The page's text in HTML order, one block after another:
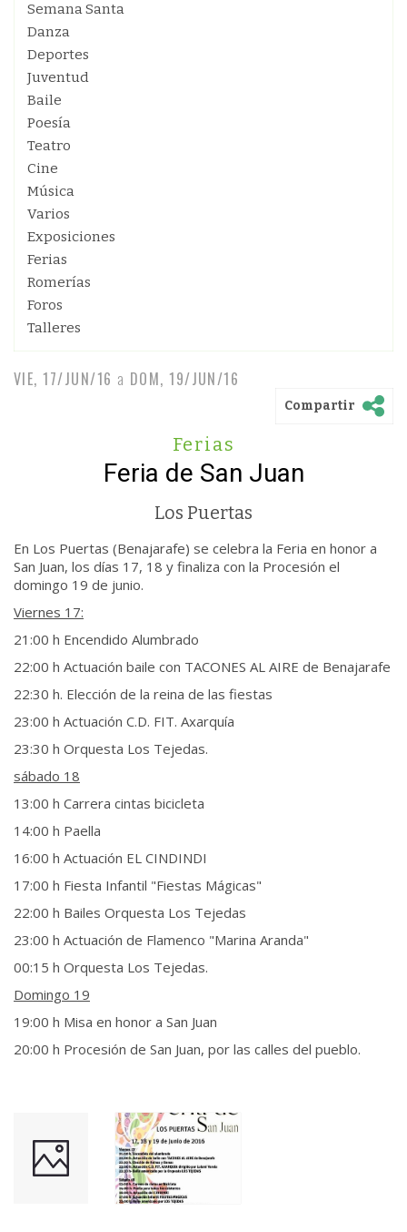
Semana Santa
Danza
Deportes
Juventud
Baile
Poesía
Teatro
Cine
Música
Varios
Exposiciones
Ferias
Romerías
Foros
Talleres
VIE, 17/JUN/16 a DOM, 19/JUN/16
Compartir
Ferias
Feria de San Juan
Los Puertas
En Los Puertas (Benajarafe) se celebra la Feria en honor a
San Juan, los días 17, 18 y finaliza con la Procesión el
domingo 19 de junio.
Viernes 17:
21:00 h Encendido Alumbrado
22:00 h Actuación baile con TACONES AL AIRE de Benajarafe
22:30 h. Elección de la reina de las fiestas
23:00 h Actuación C.D. FIT. Axarquía
23:30 h Orquesta Los Tejedas.
sábado 18
13:00 h Carrera cintas bicicleta
14:00 h Paella
16:00 h Actuación EL CINDINDI
17:00 h Fiesta Infantil "Fiestas Mágicas"
22:00 h Bailes Orquesta Los Tejedas
23:00 h Actuación de Flamenco "Marina Aranda"
00:15 h Orquesta Los Tejedas.
Domingo 19
19:00 h Misa en honor a San Juan
20:00 h Procesión de San Juan, por las calles del pueblo.